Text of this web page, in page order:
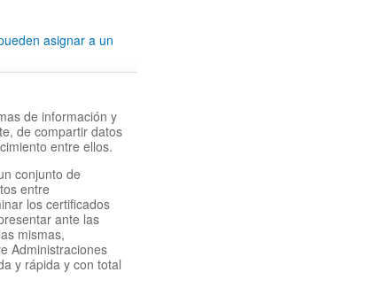
asignar a un
de información y
de compartir datos
entre ellos.
conjunto de
entre
los certificados
ante las
mismas,
Administraciones
y rápida y con total